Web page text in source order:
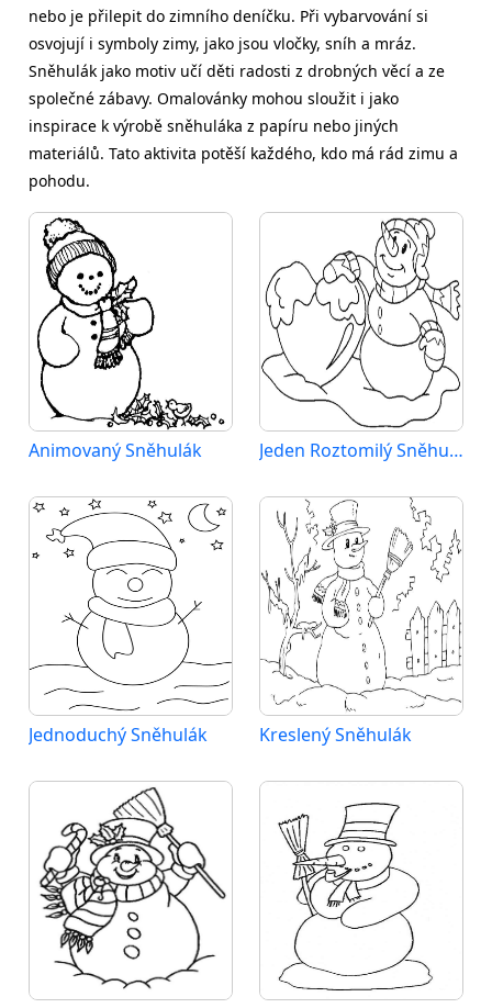
nebo je přilepit do zimního deníčku. Při vybarvování si
osvojují i symboly zimy, jako jsou vločky, sníh a mráz.
Sněhulák jako motiv učí děti radosti z drobných věcí a ze
společné zábavy. Omalovánky mohou sloužit i jako
inspirace k výrobě sněhuláka z papíru nebo jiných
materiálů. Tato aktivita potěší každého, kdo má rád zimu a
pohodu.
Animovaný Sněhulák Jeden Roztomilý Sněhulák
Jednoduchý Sněhulák Kreslený Sněhulák